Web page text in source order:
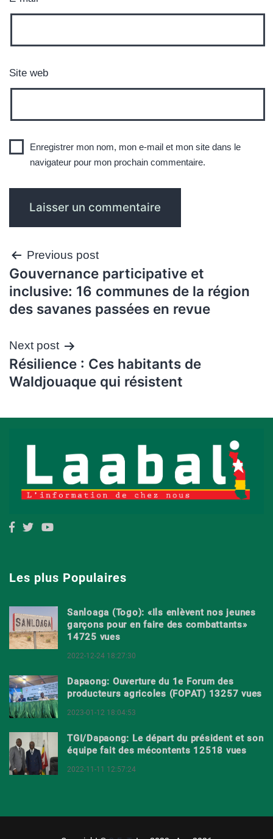
Site web
Enregistrer mon nom, mon e-mail et mon site dans le
navigateur pour mon prochain commentaire.
Navigation
de
l’article
Previous post
Gouvernance participative et
inclusive: 16 communes de la région
des savanes passées en revue
Next post
Résilience : Ces habitants de
Waldjouaque qui résistent
Les plus Populaires
Sanloaga (Togo): «Ils enlèvent nos jeunes
garçons pour en faire des combattants»
14725 vues
2022-12-24 18:27:30
Dapaong: Ouverture du 1e Forum des
producteurs agricoles (FOPAT) 13257 vues
2023-01-12 18:04:53
TGI/Dapaong: Le départ du président et son
équipe fait des mécontents 12518 vues
2022-11-11 12:57:24